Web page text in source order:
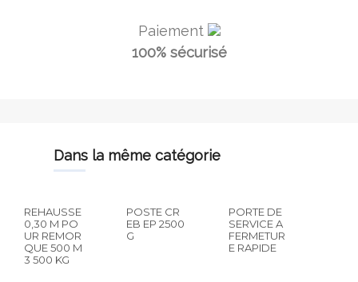
Paiement
100% sécurisé
dans la même catégorie
REHAUSSE
0,30 M PO
UR REMOR
QUE 500 M
3 500 KG
POSTE CR
EB EP 2500
G
PORTE DE
SERVICE A
FERMETUR
E RAPIDE